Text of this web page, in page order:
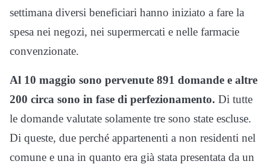
settimana diversi beneficiari hanno iniziato a fare la
spesa nei negozi, nei supermercati e nelle farmacie
convenzionate.
Al 10 maggio sono pervenute 891 domande e altre
200 circa sono in fase di perfezionamento. Di tutte
le domande valutate solamente tre sono state escluse.
Di queste, due perché appartenenti a non residenti nel
comune e una in quanto era già stata presentata da un